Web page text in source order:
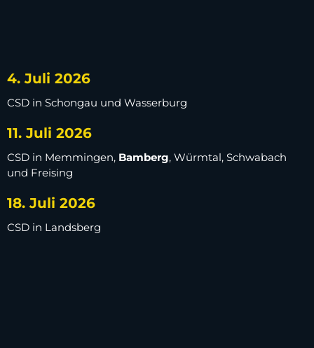
4. Juli 2026
CSD in Schongau und Wasserburg
11. Juli 2026
CSD in Memmingen, Bamberg, Würmtal, Schwabach
und Freising
18. Juli 2026
CSD in Landsberg